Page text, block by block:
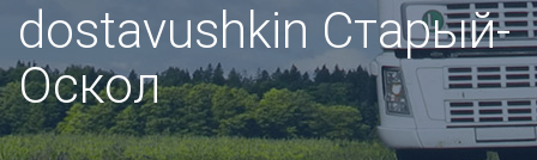
dostavushkin Старый-
Оскол